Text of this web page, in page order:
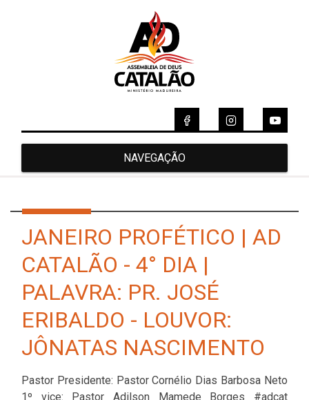
NAVEGAÇÃO
JANEIRO PROFÉTICO | AD
CATALÃO - 4° DIA |
PALAVRA: PR. JOSÉ
ERIBALDO - LOUVOR:
JÔNATAS NASCIMENTO
Pastor Presidente: Pastor Cornélio Dias Barbosa Neto
1º vice: Pastor Adilson Mamede Borges #adcat